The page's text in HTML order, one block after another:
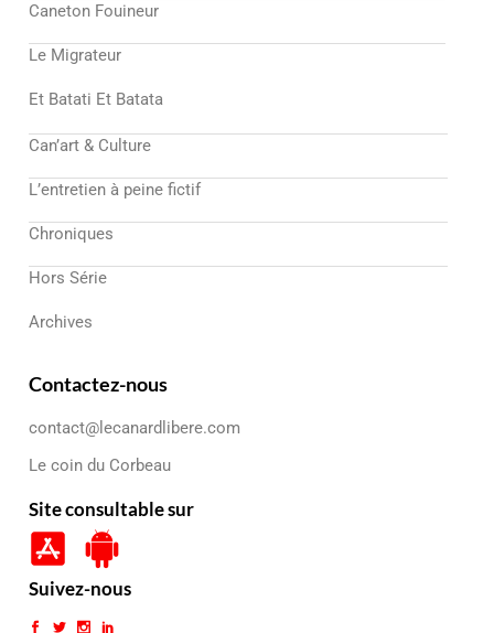
Caneton Fouineur
Le Migrateur
Et Batati Et Batata
Can’art & Culture
L’entretien à peine fictif
Chroniques
Hors Série
Archives
Contactez-nous
contact@lecanardlibere.com
Le coin du Corbeau
Site consultable sur
Suivez-nous